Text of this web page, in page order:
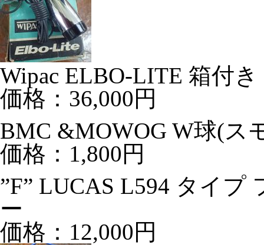
Wipac ELBO-LITE 箱付き
価格：36,000円
BMC &MOWOG W球(ス
価格：1,800円
”F” LUCAS L594 タイ
ー
価格：12,000円